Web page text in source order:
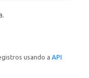
usando a API